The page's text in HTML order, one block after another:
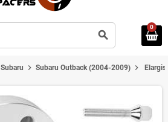
search
0
Subaru chevron_right Subaru Outback (2004-2009) chevron_right